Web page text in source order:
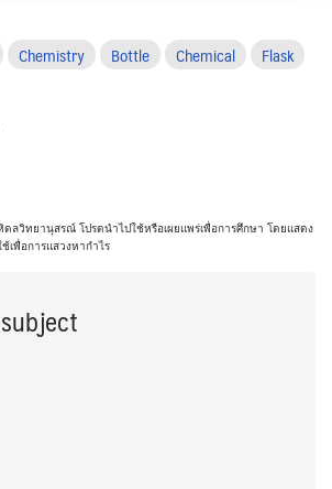
Chemistry Bottle Chemical Flask
ดลวิทยานุสรณ์ โปรดนำไปใช้หรือเผยแพร่เพื่อการศึกษา โดยแสดง
เพื่อการแสวงหากำไร